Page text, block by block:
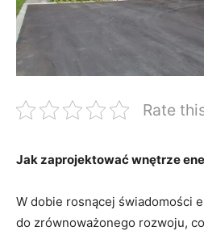
Rate
Jak zaprojektować wnętrze
W ‌dobie rosnącej świadomości
do zrównoważonego rozwoju,